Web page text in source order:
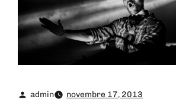
admin novembre 17, 2013